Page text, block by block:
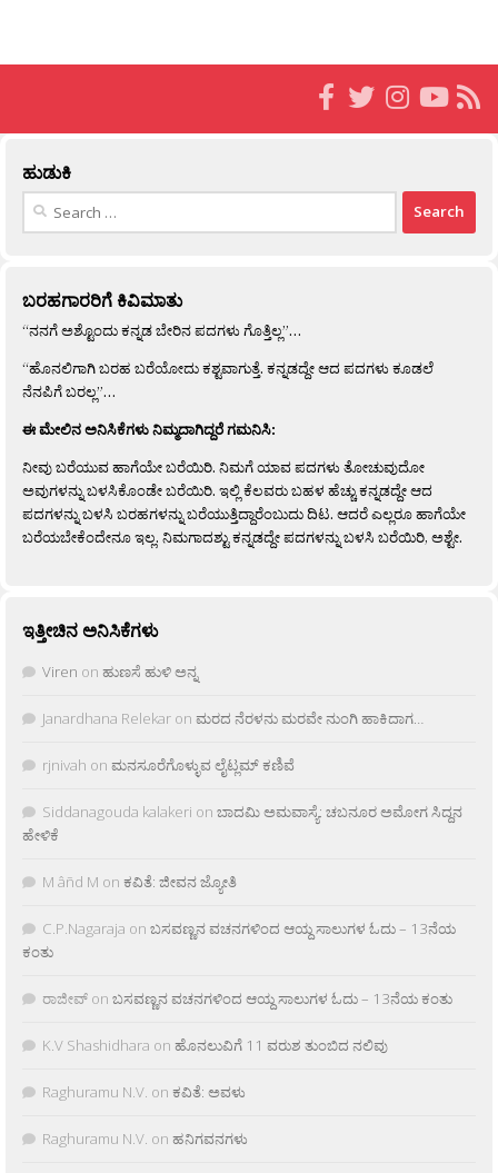
ಹುಡುಕಿ
Search
ಬರಹಗಾರರಿಗೆ ಕಿವಿಮಾತು
“ನನಗೆ ಅಶ್ಟೊಂದು ಕನ್ನಡ ಬೇರಿನ ಪದಗಳು ಗೊತ್ತಿಲ್ಲ”…
“ಹೊನಲಿಗಾಗಿ ಬರಹ ಬರೆಯೋದು ಕಶ್ಟವಾಗುತ್ತೆ. ಕನ್ನಡದ್ದೇ ಆದ ಪದಗಳು ಕೂಡಲೆ
ನೆನಪಿಗೆ ಬರಲ್ಲ”…
ಈ ಮೇಲಿನ ಅನಿಸಿಕೆಗಳು ನಿಮ್ಮದಾಗಿದ್ದರೆ ಗಮನಿಸಿ:
ನೀವು ಬರೆಯುವ ಹಾಗೆಯೇ ಬರೆಯಿರಿ. ನಿಮಗೆ ಯಾವ ಪದಗಳು ತೋಚುವುದೋ
ಅವುಗಳನ್ನು ಬಳಸಿಕೊಂಡೇ ಬರೆಯಿರಿ. ಇಲ್ಲಿ ಕೆಲವರು ಬಹಳ ಹೆಚ್ಚು ಕನ್ನಡದ್ದೇ ಆದ
ಪದಗಳನ್ನು ಬಳಸಿ ಬರಹಗಳನ್ನು ಬರೆಯುತ್ತಿದ್ದಾರೆಂಬುದು ದಿಟ. ಆದರೆ ಎಲ್ಲರೂ ಹಾಗೆಯೇ
ಬರೆಯಬೇಕೆಂದೇನೂ ಇಲ್ಲ. ನಿಮಗಾದಶ್ಟು ಕನ್ನಡದ್ದೇ ಪದಗಳನ್ನು ಬಳಸಿ ಬರೆಯಿರಿ, ಅಶ್ಟೇ.
ಇತ್ತೀಚಿನ ಅನಿಸಿಕೆಗಳು
Viren on ಹುಣಸೆ ಹುಳಿ ಅನ್ನ
Janardhana Relekar on ಮರದ ನೆರಳನು ಮರವೇ ನುಂಗಿ ಹಾಕಿದಾಗ…
rjnivah on ಮನಸೂರೆಗೊಳ್ಳುವ ಲೈಟ್ಲಮ್ ಕಣಿವೆ
Siddanagouda kalakeri on ಬಾದಮಿ ಅಮವಾಸ್ಯೆ: ಚಬನೂರ ಅಮೋಗ ಸಿದ್ದನ
ಹೇಳಿಕೆ
M âñd M on ಕವಿತೆ: ಜೀವನ ಜ್ಯೋತಿ
C.P.Nagaraja on ಬಸವಣ್ಣನ ವಚನಗಳಿಂದ ಆಯ್ದ ಸಾಲುಗಳ ಓದು – 13ನೆಯ
ಕಂತು
ರಾಜೀವ್ on ಬಸವಣ್ಣನ ವಚನಗಳಿಂದ ಆಯ್ದ ಸಾಲುಗಳ ಓದು – 13ನೆಯ ಕಂತು
K.V Shashidhara on ಹೊನಲುವಿಗೆ 11 ವರುಶ ತುಂಬಿದ ನಲಿವು
Raghuramu N.V. on ಕವಿತೆ: ಅವಳು
Raghuramu N.V. on ಹನಿಗವನಗಳು